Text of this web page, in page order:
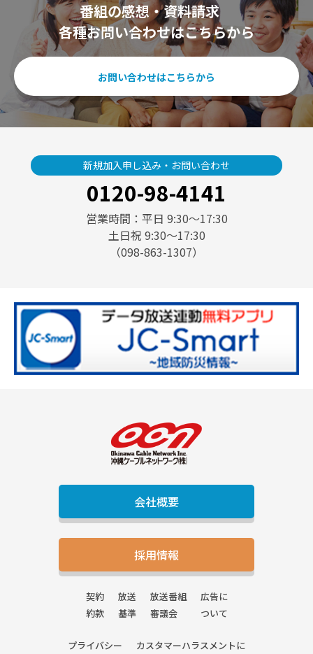
番組の感想・資料請求
各種お問い合わせはこちらから
お問い合わせはこちらから
新規加入申し込み・お問い合わせ
0120-98-4141
営業時間：平日 9:30〜17:30
土日祝 9:30〜17:30
（098-863-1307）
会社概要
採用情報
契約
約款
放送
基準
放送番組
審議会
広告に
ついて
プライバシー カスタマーハラスメントに